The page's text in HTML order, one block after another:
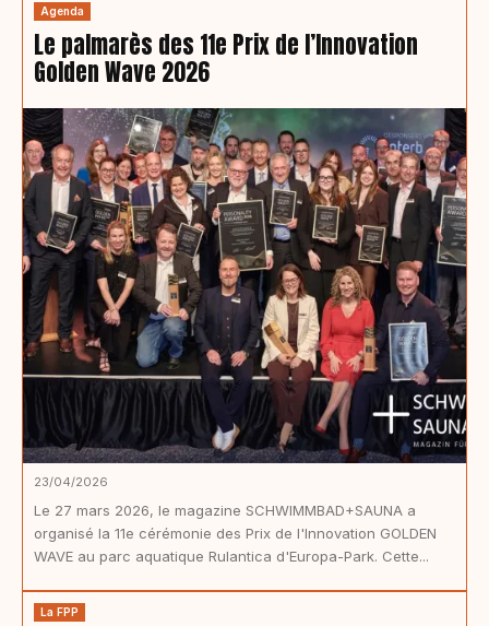
Agenda
Le palmarès des 11e Prix de l’Innovation
Golden Wave 2026
23/04/2026
Le 27 mars 2026, le magazine SCHWIMMBAD+SAUNA a
organisé la 11e cérémonie des Prix de l'Innovation GOLDEN
WAVE au parc aquatique Rulantica d'Europa-Park. Cette...
La FPP